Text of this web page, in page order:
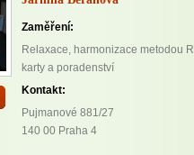
Zaměření:
Relaxace, harmonizace metodou
karty a poradenství
Kontakt:
Pujmanové 881/27
140 00 Praha 4